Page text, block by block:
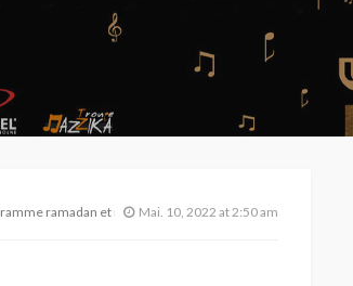
ramadan et remercie ses partenaires
Mai. 10, 2022 at 2:50 am